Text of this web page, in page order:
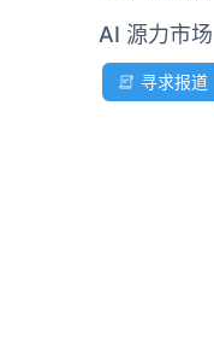
AI 源力市场
寻求报道